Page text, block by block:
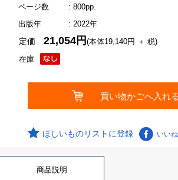
ページ数
: 800pp.
出版年
: 2022年
在庫
定価21,054円(本体19,140円 ＋ 税)
ほしいものリストに登録 いいね
商品説明